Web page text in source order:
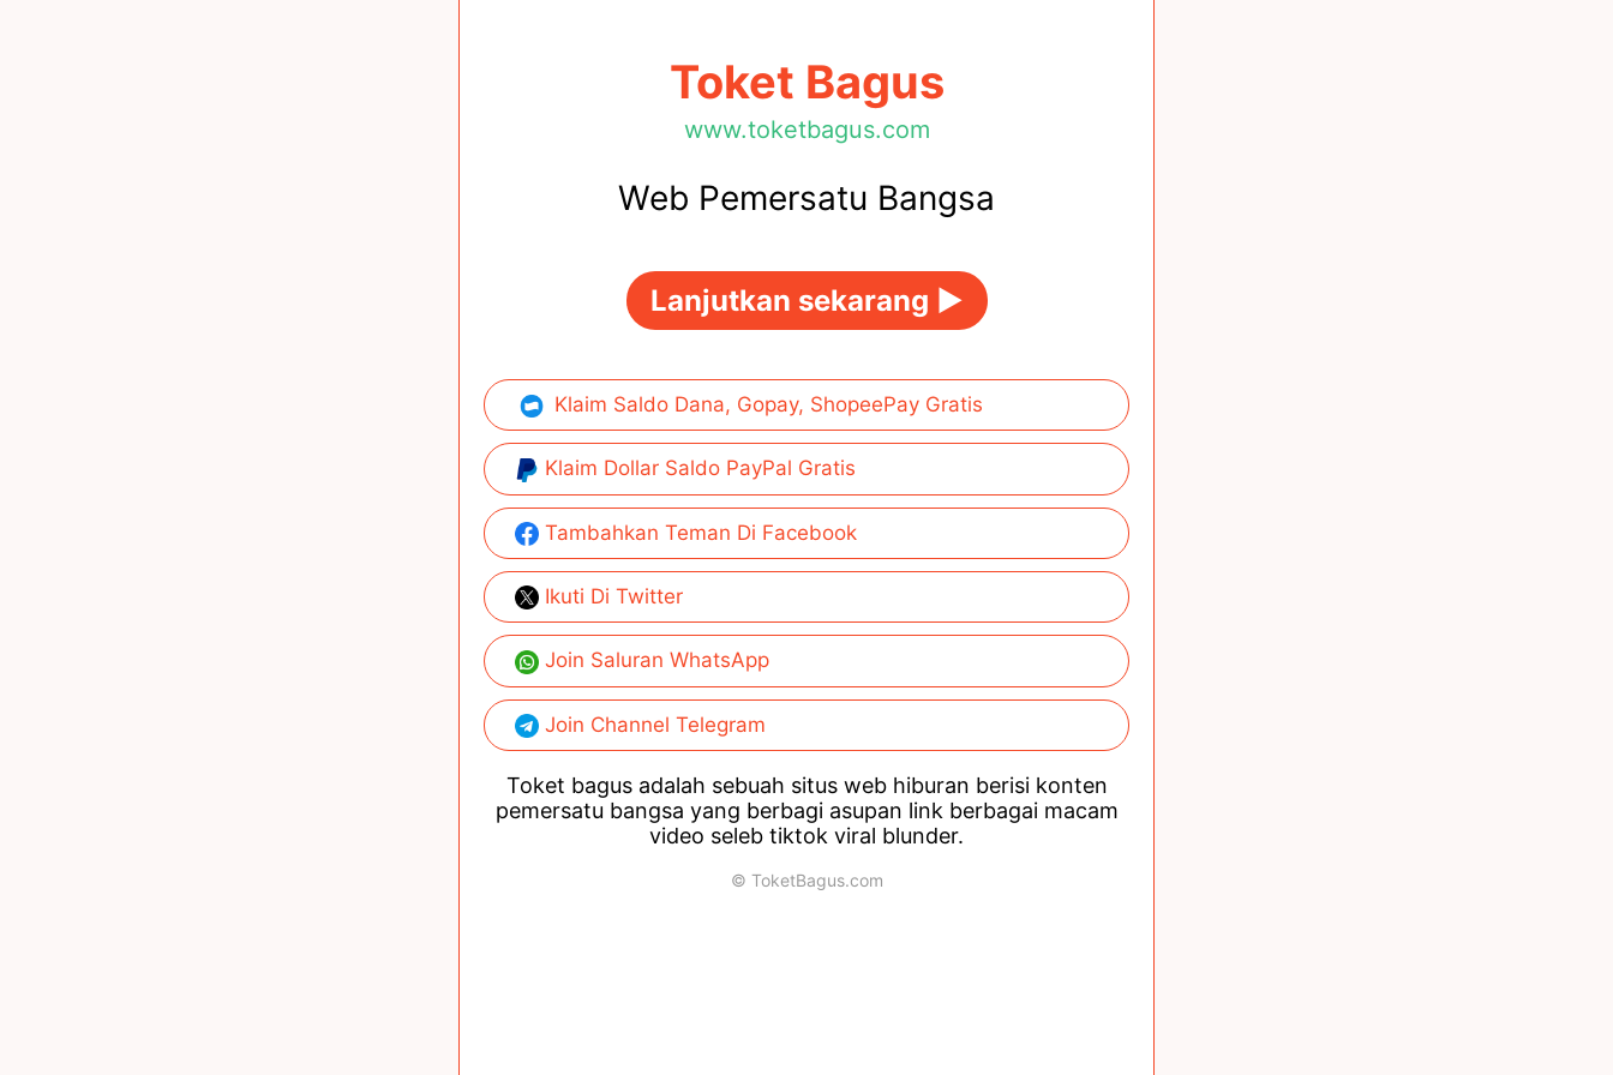
Toket Bagus
www.toketbagus.com
Web Pemersatu Bangsa
Lanjutkan sekarang ►
Klaim Saldo Dana, Gopay, ShopeePay Gratis
Klaim Dollar Saldo PayPal Gratis
Tambahkan Teman Di Facebook
Ikuti Di Twitter
Join Saluran WhatsApp
Join Channel Telegram
Toket bagus adalah sebuah situs web hiburan berisi konten
pemersatu bangsa yang berbagi asupan link berbagai macam
video seleb tiktok viral blunder.
© ToketBagus.com